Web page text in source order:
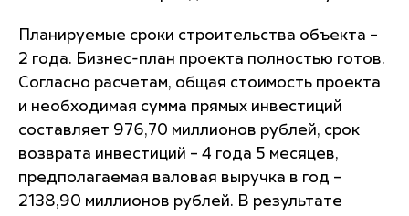
Планируемые сроки строительства объекта –
2 года. Бизнес-план проекта полностью готов.
Согласно расчетам, общая стоимость проекта
и необходимая сумма прямых инвестиций
составляет 976,70 миллионов рублей, срок
возврата инвестиций – 4 года 5 месяцев,
предполагаемая валовая выручка в год –
2138,90 миллионов рублей. В результате